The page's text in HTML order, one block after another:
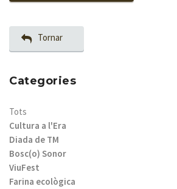
Tornar
Categories
Tots
Cultura a l'Era
Diada de TM
Bosc(o) Sonor
ViuFest
Farina ecològica